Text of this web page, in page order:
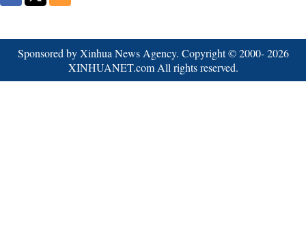
Sponsored by Xinhua News Agency. Copyright © 2000-2026
XINHUANET.com All rights reserved.